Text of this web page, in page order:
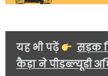
यह भी पढ़ें
सड़क
कैड़ा ने पीडब्ल्यूडी